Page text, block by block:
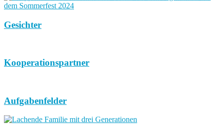
Gesichter
Kooperationspartner
Aufgabenfelder